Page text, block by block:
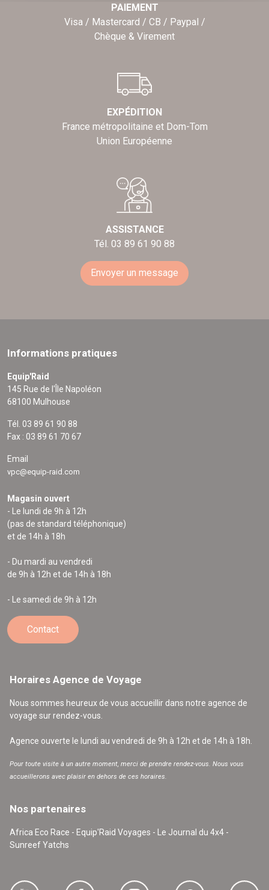
PAIEMENT
Visa / Mastercard / CB / Paypal /
Chèque & Virement
EXPÉDITION
France métropolitaine et Dom-Tom
Union Européenne
ASSISTANCE
Tél. 03 89 61 90 88
Envoyer un message
Informations pratiques
Equip'Raid
145 Rue de l'Île Napoléon
68100 Mulhouse
Tél. 03 89 61 90 88
Fax : 03 89 61 70 67
Email
vpc@equip-raid.com
Magasin ouvert
- Le lundi de 9h à 12h
(pas de standard téléphonique)
et de 14h à 18h
- Du mardi au vendredi
de 9h à 12h et de 14h à 18h
- Le samedi de 9h à 12h
Contact
Horaires Agence de Voyage
Nous sommes heureux de vous accueillir dans notre agence de
voyage sur rendez-vous.
Agence ouverte le lundi au vendredi de 9h à 12h et de 14h à 18h.
Pour toute visite à un autre moment, merci de prendre rendez-vous. Nous vous
accueillerons avec plaisir en dehors de ces horaires.
Nos partenaires
Africa Eco Race - Equip'Raid Voyages - Le Journal du 4x4 -
Sunreef Yatchs